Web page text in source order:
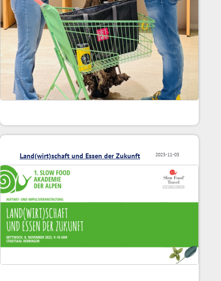
2023-11-03
Land(wirt)schaft und Essen der Zukunft